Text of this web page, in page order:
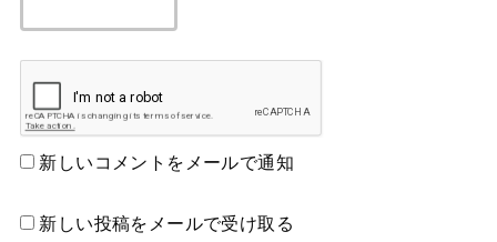
新しいコメントをメールで通知
新しい投稿をメールで受け取る